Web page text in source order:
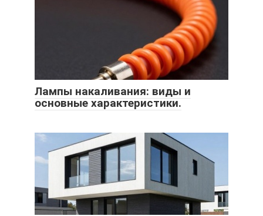
Лампы накаливания: виды и
основные характеристики.